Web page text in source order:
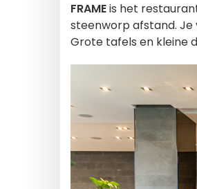
FRAMEis het
steenworp afstand.
Grote tafels en kleine